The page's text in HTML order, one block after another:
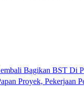
Bagikan BST Di
Proyek, Pekerjaan